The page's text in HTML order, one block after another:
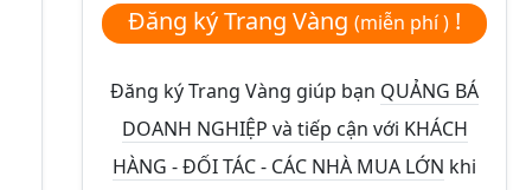
Đăng ký Trang Vàng (miễn phí ) !
Đăng ký Trang Vàng giúp bạn QUẢNG BÁ
DOANH NGHIỆP và tiếp cận với KHÁCH
HÀNG - ĐỐI TÁC - CÁC NHÀ MUA LỚN khi